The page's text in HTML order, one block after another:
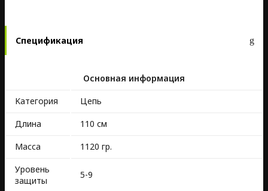
Спецификация
Основная информация
Kатегория
Цепь
Длина
110 см
Масса
1120 гр.
Уровень
защиты
5-9